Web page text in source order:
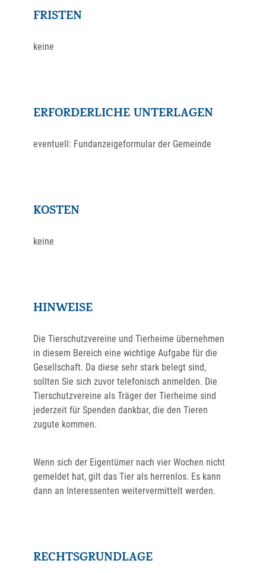
FRISTEN
keine
ERFORDERLICHE UNTERLAGEN
eventuell: Fundanzeigeformular der Gemeinde
KOSTEN
keine
HINWEISE
Die Tierschutzvereine und Tierheime übernehmen
in diesem Bereich eine wichtige Aufgabe für die
Gesellschaft. Da diese sehr stark belegt sind,
sollten Sie sich zuvor telefonisch anmelden. Die
Tierschutzvereine als Träger der Tierheime sind
jederzeit für Spenden dankbar, die den Tieren
zugute kommen.
Wenn sich der Eigentümer nach vier Wochen nicht
gemeldet hat, gilt das Tier als herrenlos. Es kann
dann an Interessenten weitervermittelt werden.
RECHTSGRUNDLAGE